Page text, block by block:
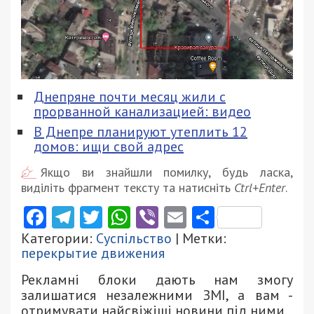
Днепряне почти месяц жили с
прорванной канализацией: видео
В Днепре планируют утеплить 12
домов: ищи свой адрес
Якщо ви знайшли помилку, будь ласка,
виділіть фрагмент тексту та натисніть Ctrl+Enter.
Facebook
Telegram
Twitter
WhatsApp
ViberEmail
Категории: Суспільство | Метки:
перекрытие движения
Рекламні блоки дають нам змогу
залишатися незалежними ЗМІ, а вам -
отримувати найсвіжіші новини під ними.